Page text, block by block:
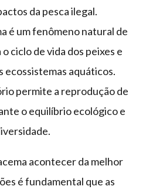
da pesca ilegal.
é um fenômeno natural de
ciclo de vida dos peixes e
ecossistemas aquáticos.
permite a reprodução de
o equilíbrio ecológico e
acontecer da melhor
é fundamental que as